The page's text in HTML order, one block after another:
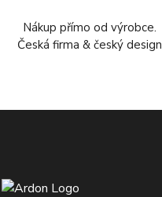
Nákup přímo od výrobce.
Česká firma & český design